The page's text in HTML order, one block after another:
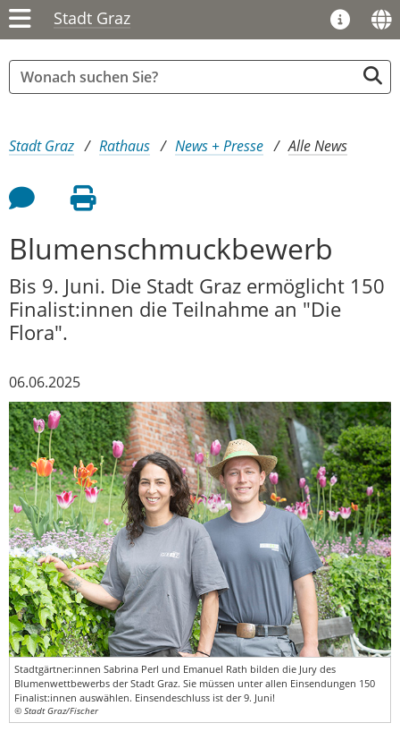
Stadt Graz
Sie sind hier:
Stadt Graz Rathaus News + Presse Alle News
Feedback an Autor
Seite drucken
Blumenschmuckbewerb
Bis 9. Juni. Die Stadt Graz ermöglicht 150
Finalist:innen die Teilnahme an "Die
Flora".
06.06.2025
Stadtgärtner:innen Sabrina Perl und Emanuel Rath bilden die Jury des
Blumenwettbewerbs der Stadt Graz. Sie müssen unter allen Einsendungen 150
Finalist:innen auswählen. Einsendeschluss ist der 9. Juni!
© Stadt Graz/Fischer